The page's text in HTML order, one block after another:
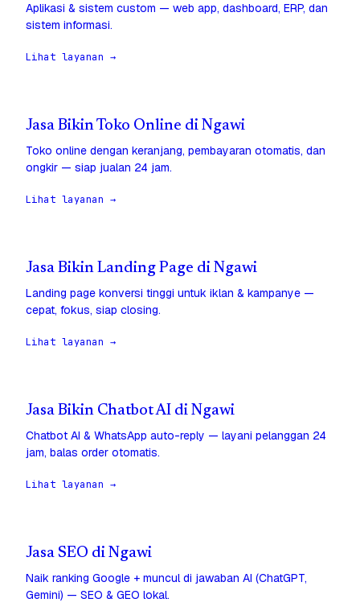
Aplikasi & sistem custom — web app, dashboard, ERP, dan
sistem informasi.
Lihat layanan →
Jasa Bikin Toko Online di Ngawi
Toko online dengan keranjang, pembayaran otomatis, dan
ongkir — siap jualan 24 jam.
Lihat layanan →
Jasa Bikin Landing Page di Ngawi
Landing page konversi tinggi untuk iklan & kampanye —
cepat, fokus, siap closing.
Lihat layanan →
Jasa Bikin Chatbot AI di Ngawi
Chatbot AI & WhatsApp auto-reply — layani pelanggan 24
jam, balas order otomatis.
Lihat layanan →
Jasa SEO di Ngawi
Naik ranking Google + muncul di jawaban AI (ChatGPT,
Gemini) — SEO & GEO lokal.